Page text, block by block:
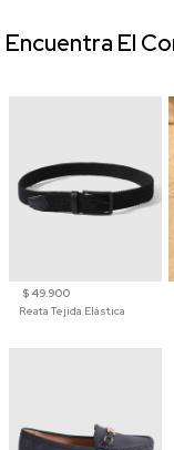
$ 49.900
Reata Tejida Elástica
Encuentra El